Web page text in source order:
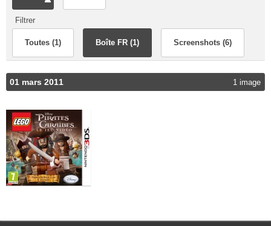
Filtrer
Toutes (1) Boîte FR (1) Screenshots (6)
01 mars 2011 1 image